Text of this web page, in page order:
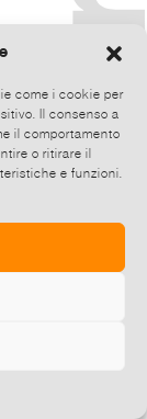
come i cookie per
Il consenso a
il comportamento
o ritirare il
e funzioni.